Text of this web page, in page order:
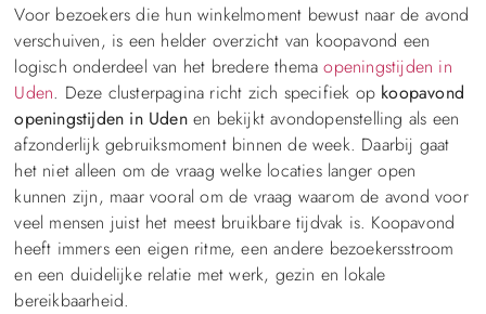
Voor bezoekers die hun winkelmoment bewust naar de avond
verschuiven, is een helder overzicht van koopavond een
logisch onderdeel van het bredere themaopeningstijden in
Uden. Deze clusterpagina richt zich specifiek op koopavond
openingstijden in Udenen bekijkt avondopenstelling als een
afzonderlijk gebruiksmoment binnen de week. Daarbij gaat
het niet alleen om de vraag welke locaties langer open
kunnen zijn, maar vooral om de vraag waarom de avond voor
veel mensen juist het meest bruikbare tijdvak is. Koopavond
heeft immers een eigen ritme, een andere bezoekersstroom
en een duidelijke relatie met werk, gezin en lokale
bereikbaarheid.